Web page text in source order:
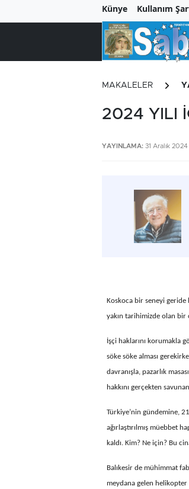
Künye Kullanım
MAKALELER
2024 YILI
YAYINLAMA: 31 Aralık
Koskoca bir seneyi geride
yakın tarihimizde olan bir
İşçi haklarını korumakla
söke söke alması
davranışla, pazarlık
hakkını gerçekten
Türkiye’nin gündemine,
ağırlaştırılmış müebbet
kaldı. Kim? Ne için? Bu
Balıkesir de mühimmat
meydana gelen helikopter